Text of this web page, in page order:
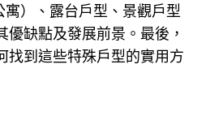
）、露台戶型、景觀戶型
優缺點及發展前景。最後，
找到這些特殊戶型的實用方